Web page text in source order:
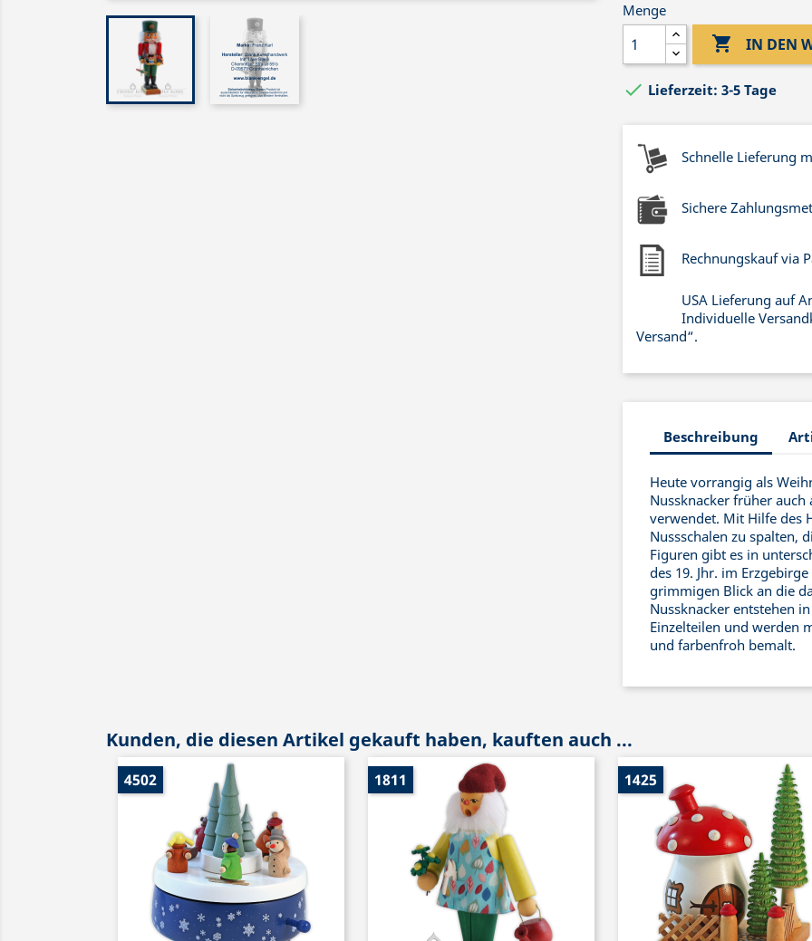
Menge
 IN DEN
 Lieferzeit: 3-5 Tage
Schnelle Lieferung
Sichere
Rechnungskauf via
USA Lieferung auf
Individuelle
Versand“.
Beschreibung
Heute vorrangig als
Nussknacker früher auch
verwendet. Mit Hilfe des
Nussschalen zu spalten,
Figuren gibt es in
des 19. Jhr. im
grimmigen Blick an die
Nussknacker entstehen
Einzelteilen und werden
und farbenfroh bemalt.
Kunden, die diesen Artikel gekauft haben, kauften auch ...
4502 1811 1425